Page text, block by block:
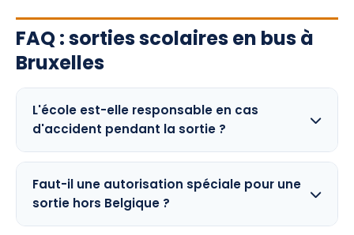
FAQ : sorties scolaires en bus à
Bruxelles
L'école est-elle responsable en cas
d'accident pendant la sortie ?
Faut-il une autorisation spéciale pour une
sortie hors Belgique ?